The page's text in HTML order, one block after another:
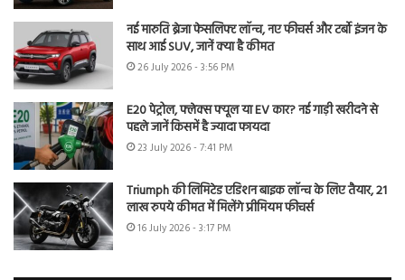
नई मारुति ब्रेजा फेसलिफ्ट लॉन्च, नए फीचर्स और टर्बो इंजन के
साथ आई SUV, जानें क्या है कीमत
26 July 2026 - 3:56 PM
E20 पेट्रोल, फ्लेक्स फ्यूल या EV कार? नई गाड़ी खरीदने से
पहले जानें किसमें है ज्यादा फायदा
23 July 2026 - 7:41 PM
Triumph की लिमिटेड एडिशन बाइक लॉन्च के लिए तैयार, 21
लाख रुपये कीमत में मिलेंगे प्रीमियम फीचर्स
16 July 2026 - 3:17 PM